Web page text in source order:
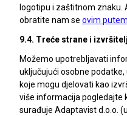
logotipu i zaštitnom znaku.
obratite nam se ovim putem
9.4. Treće strane i
Možemo upotrebljavati
uključujući osobne
koje mogu djelovati kao
više informacija pogledajte
surađuje Adaptavist d.o.o.